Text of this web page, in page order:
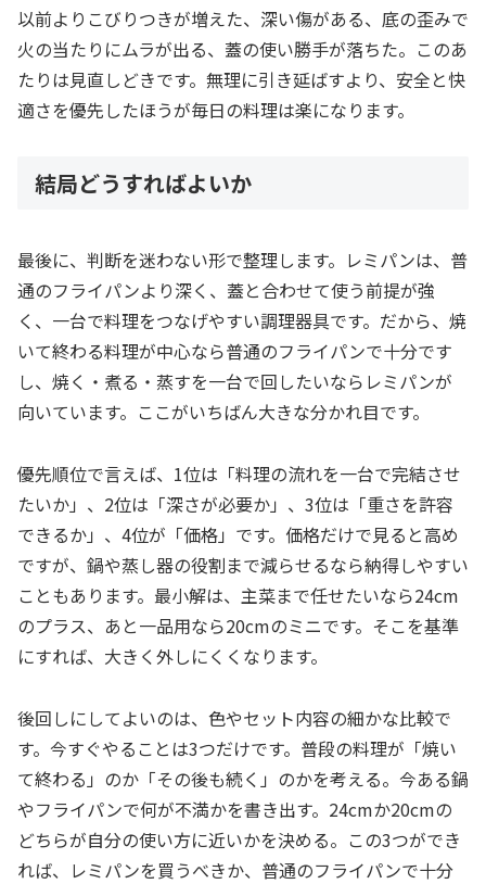
以前よりこびりつきが増えた、深い傷がある、底の歪みで
火の当たりにムラが出る、蓋の使い勝手が落ちた。このあ
たりは見直しどきです。無理に引き延ばすより、安全と快
適さを優先したほうが毎日の料理は楽になります。
結局どうすればよいか
最後に、判断を迷わない形で整理します。レミパンは、普
通のフライパンより深く、蓋と合わせて使う前提が強
く、一台で料理をつなげやすい調理器具です。だから、焼
いて終わる料理が中心なら普通のフライパンで十分です
し、焼く・煮る・蒸すを一台で回したいならレミパンが
向いています。ここがいちばん大きな分かれ目です。
優先順位で言えば、1位は「料理の流れを一台で完結させ
たいか」、2位は「深さが必要か」、3位は「重さを許容
できるか」、4位が「価格」です。価格だけで見ると高め
ですが、鍋や蒸し器の役割まで減らせるなら納得しやすい
こともあります。最小解は、主菜まで任せたいなら24cm
のプラス、あと一品用なら20cmのミニです。そこを基準
にすれば、大きく外しにくくなります。
後回しにしてよいのは、色やセット内容の細かな比較で
す。今すぐやることは3つだけです。普段の料理が「焼い
て終わる」のか「その後も続く」のかを考える。今ある鍋
やフライパンで何が不満かを書き出す。24cmか20cmの
どちらが自分の使い方に近いかを決める。この3つができ
れば、レミパンを買うべきか、普通のフライパンで十分